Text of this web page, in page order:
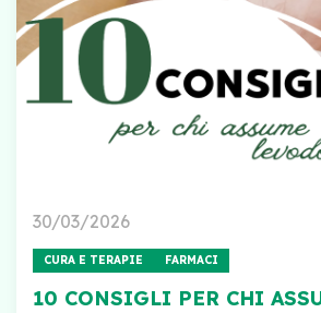
30/03/2026
CURA E TERAPIE FARMACI
10 CONSIGLI PER CHI